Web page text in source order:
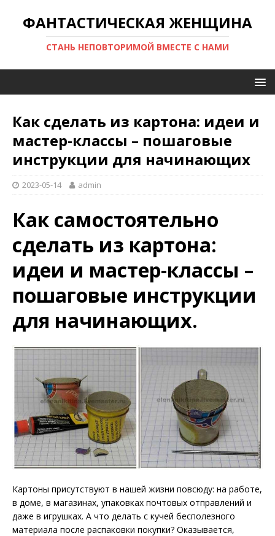
ФАНТАСТИЧЕСКАЯ ЖЕНЩИНА
СТАНЬ НЕПОВТОРИМОЙ ВМЕСТЕ С НАМИ
Как сделать из картона: идеи и
мастер-классы – пошаговые
инструкции для начинающих
2023-05-14 admin
Как самостоятельно
сделать из картона:
идеи и мастер-классы –
пошаговые инструкции
для начинающих.
Картоны присутствуют в нашей жизни повсюду: на работе,
в доме, в магазинах, упаковках почтовых отправлений и
даже в игрушках. А что делать с кучей бесполезного
материала после распаковки покупки? Оказывается,